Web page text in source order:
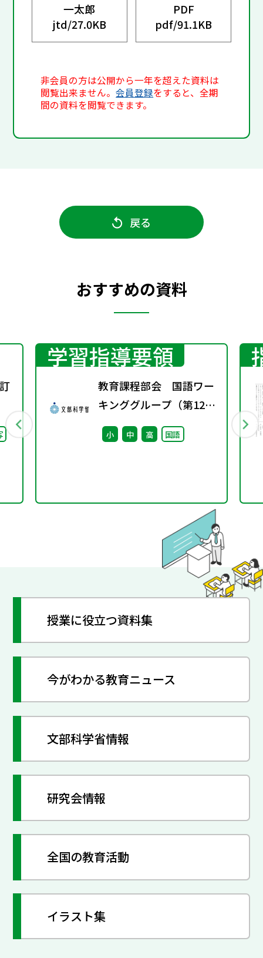
一太郎
jtd/27.0KB
PDF
pdf/91.1KB
非会員の方は公開から一年を超えた資料は
閲覧出来ません。会員登録をすると、全期
間の資料を閲覧できます。
戻る
おすすめの資料
学習指導要領
教育課程部会 国語ワー
キンググループ（第12
回） 配付資料
小 中 高 国語
授業に役立つ資料集
今がわかる教育ニュース
文部科学省情報
研究会情報
全国の教育活動
イラスト集